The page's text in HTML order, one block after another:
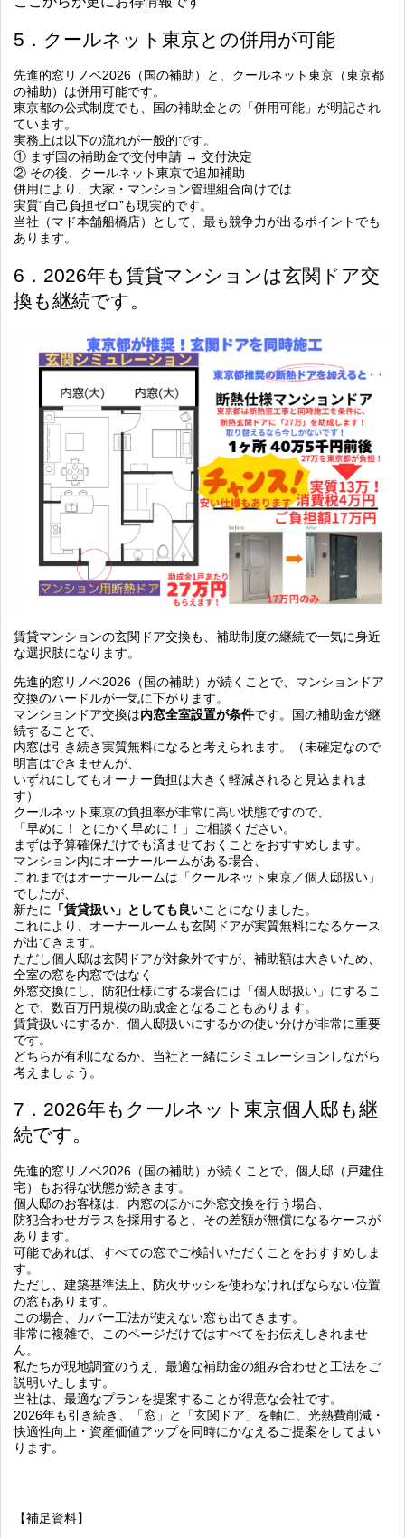
5．クールネット東京との併用が可能
先進的窓リノベ2026（国の補助）と、クールネット東京（東京都
の補助）は併用可能です。
東京都の公式制度でも、国の補助金との「併用可能」が明記され
ています。
実務上は以下の流れが一般的です。
① まず国の補助金で交付申請 → 交付決定
② その後、クールネット東京で追加補助
併用により、大家・マンション管理組合向けでは
実質“自己負担ゼロ”も現実的です。
当社（マド本舗船橋店）として、最も競争力が出るポイントでも
あります。
6．2026年も賃貸マンションは玄関ドア交
換も継続です。
賃貸マンションの玄関ドア交換も、補助制度の継続で一気に身近
な選択肢になります。
先進的窓リノベ2026（国の補助）が続くことで、マンションドア
交換のハードルが一気に下がります。
マンションドア交換は内窓全室設置が条件です。国の補助金が継
続することで、
内窓は引き続き実質無料になると考えられます。（未確定なので
明言はできませんが、
いずれにしてもオーナー負担は大きく軽減されると見込まれま
す）
クールネット東京の負担率が非常に高い状態ですので、
「早めに！ とにかく早めに！」
ご相談ください。
まずは予算確保だけでも済ませておくことをおすすめします。
マンション内にオーナールームがある場合、
これまではオーナールームは「クールネット東京／個人邸扱い」
でしたが、
新たに
「賃貸扱い」としても良いことになりました。
これにより、オーナールームも玄関ドアが実質無料になるケース
が出てきます。
ただし個人邸は玄関ドアが対象外ですが、補助額は大きいため、
全室の窓を内窓ではなく
外窓交換にし、防犯仕様にする場合には「個人邸扱い」にするこ
とで、数百万円規模の助成金となることもあります。
賃貸扱いにするか、個人邸扱いにするかの使い分けが非常に重要
です。
どちらが有利になるか、当社と一緒にシミュレーションしながら
考えましょう。
7．2026年もクールネット東京個人邸も継
続です。
先進的窓リノベ2026（国の補助）が続くことで、個人邸（戸建住
宅）もお得な状態が続きます。
個人邸のお客様は、内窓のほかに外窓交換を行う場合、
防犯合わせガラスを採用すると、その差額が無償になるケースが
あります。
可能であれば、すべての窓でご検討いただくことをおすすめしま
す。
ただし、建築基準法上、防火サッシを使わなければならない位置
の窓もあります。
この場合、カバー工法が使えない窓も出てきます。
非常に複雑で、このページだけではすべてをお伝えしきれませ
ん。
私たちが現地調査のうえ、最適な補助金の組み合わせと工法をご
説明いたします。
当社は、 最適なプランを提案することが得意な会社です。
2026年も引き続き、「窓」と「玄関ドア」を軸に、光熱費削減・
快適性向上・資産価値アップを同時にかなえるご提案をしてまい
ります。
【補足資料】